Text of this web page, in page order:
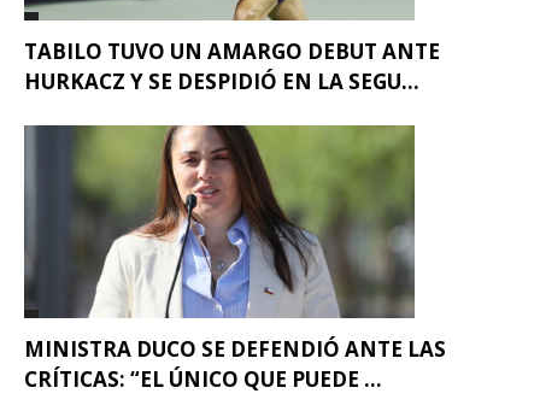
TABILO TUVO UN AMARGO DEBUT ANTE
HURKACZ Y SE DESPIDIÓ EN LA SEGU...
MINISTRA DUCO SE DEFENDIÓ ANTE LAS
CRÍTICAS: “EL ÚNICO QUE PUEDE ...